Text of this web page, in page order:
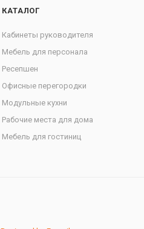
КАТАЛОГ
Кабинеты руководителя
Мебель для персонала
Ресепшен
Офисные перегородки
Модульные кухни
Рабочие места для дома
Мебель для гостиниц